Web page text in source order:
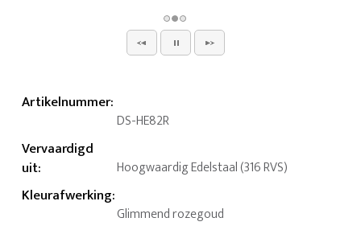
Artikelnummer:
DS-HE82R
Vervaardigd
uit: Hoogwaardig Edelstaal (316 RVS)
Kleurafwerking:
Glimmend rozegoud